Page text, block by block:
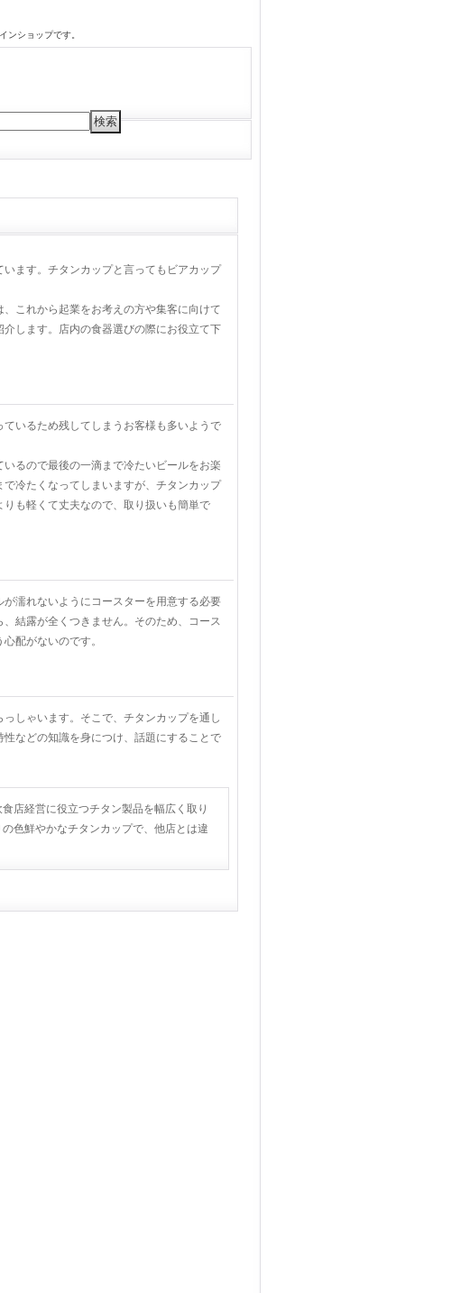
ンショップです。
ます。チタンカップと言ってもビアカップ
これから起業をお考えの方や集客に向けて
します。店内の食器選びの際にお役立て下
いるため残してしまうお客様も多いようで
るので最後の一滴まで冷たいビールをお楽
冷たくなってしまいますが、チタンカップ
も軽くて丈夫なので、取り扱いも簡単で
濡れないようにコースターを用意する必要
結露が全くつきません。そのため、コース
配がないのです。
しゃいます。そこで、チタンカップを通し
などの知識を身につけ、話題にすることで
店経営に役立つチタン製品を幅広く取り
色鮮やかなチタンカップで、他店とは違